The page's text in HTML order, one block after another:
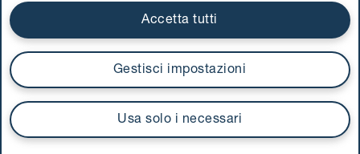
Documenti contrattuali
Via Stalingrado 37 - 40128 Bologna
Tel 051 5077111 - Fax 051 375349
unipolmove@pec.unipol.it
C.F. 03506831209 e P. IVA 03740811207 R.E.A. 524585
UnipolTech S.p.A.
I prezzi si intendono compresi di IVA
Usa solo i necessari
Gestisci impostazioni
Accetta tutti